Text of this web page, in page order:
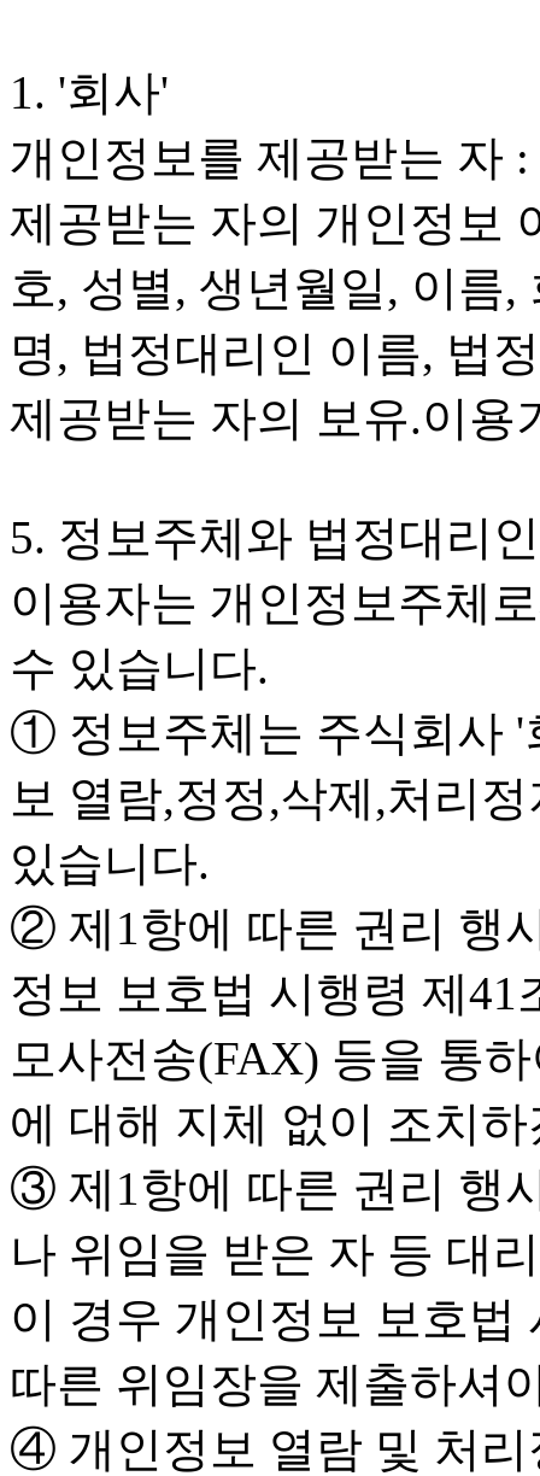
1. '회사'
개인정보를 제공받는 자
제공받는 자의 개인정보
호, 성별, 생년월일, 이름
명, 법정대리인 이름, 법
제공받는 자의 보유.이용
5. 정보주체와 법정대리
이용자는 개인정보주체
수 있습니다.
① 정보주체는 주식회사 '
보 열람,정정,삭제,처리
있습니다.
② 제1항에 따른 권리 행
정보 보호법 시행령 제
모사전송(FAX) 등을 통
에 대해 지체 없이 조치
③ 제1항에 따른 권리 행
나 위임을 받은 자 등 대
이 경우 개인정보 보호법
따른 위임장을 제출하셔
④ 개인정보 열람 및 처